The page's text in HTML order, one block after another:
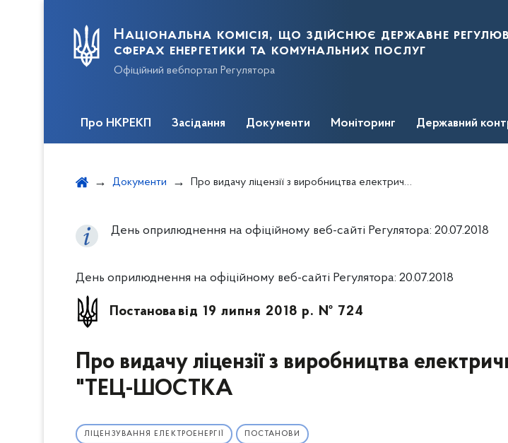
Національна комісія, що здійснює державне
сферах енергетики та комунальних послуг
Офіційний вебпортал Регулятора
Про НКРЕКП Засідання Документи Моніторинг Державний
Документи Про видачу ліцензії з виробництва електричної енергії КП "ТЕЦ-ШОСТКА
День оприлюднення на офіційному веб-сайті Регулятора: 20.07.2018
День оприлюднення на офіційному веб-сайті Регулятора: 20.07.2018
Постанова від 19 липня 2018 р. № 724
Про видачу ліцензії з виробництва
"ТЕЦ-ШОСТКА
ЛІЦЕНЗУВАННЯ ЕЛЕКТРОЕНЕРГІЇ ПОСТАНОВИ